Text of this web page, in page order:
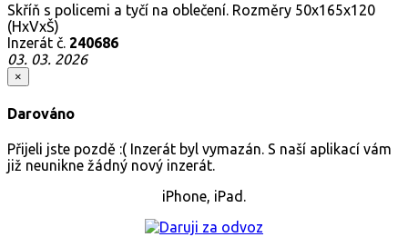
Skříň s policemi a tyčí na oblečení. Rozměry 50x165x120
(HxVxŠ)
Inzerát č. 240686
03. 03. 2026
×
Darováno
Přijeli jste pozdě :( Inzerát byl vymazán. S naší aplikací vám
již neunikne žádný nový inzerát.
iPhone, iPad.